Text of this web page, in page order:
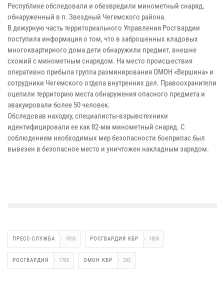
Республике обследовали и обезвредили минометный снаряд,
обнаруженный в п. Звездный Чегемского района.
В дежурную часть территориального Управления Росгвардии
поступила информация о том, что в заброшенных кладовых
многоквартирного дома дети обнаружили предмет, внешне
схожий с минометным снарядом. На место происшествия
оперативно прибыла группа разминирования ОМОН «Вершина» и
сотрудники Чегемского отдела внутренних дел. Правоохранители
оцепили территорию места обнаружения опасного предмета и
эвакуировали более 50 человек.
Обследовав находку, специалисты-взрывотехники
идентифицировали ее как 82-мм минометный снаряд. С
соблюдением необходимых мер безопасности боеприпас был
вывезен в безопасное место и уничтожен накладным зарядом.
ПРЕСС-СЛУЖБА 1818 РОСГВАРДИЯ КБР 1859
РОСГВАРДИЯ 1785 ОМОН КБР 293